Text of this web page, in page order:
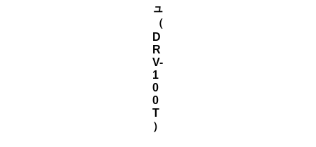
ュ
（
D
R
V-
1
0
0
T
）